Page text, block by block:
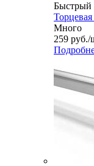
Быстрый
Много
259 руб./